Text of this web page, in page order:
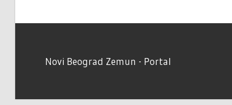
Novi Beograd Zemun - Portal